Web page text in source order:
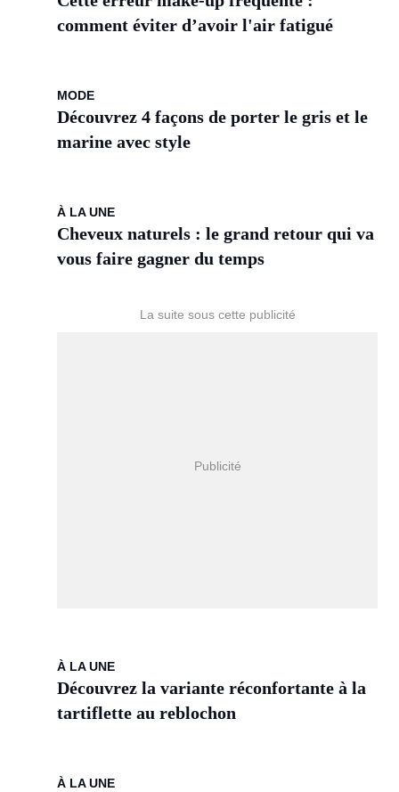
comment éviter d’avoir l'air fatigué
MODE
Découvrez 4 façons de porter le gris et le
marine avec style
À LA UNE
Cheveux naturels : le grand retour qui va
vous faire gagner du temps
À LA UNE
Découvrez la variante réconfortante à la
tartiflette au reblochon
À LA UNE